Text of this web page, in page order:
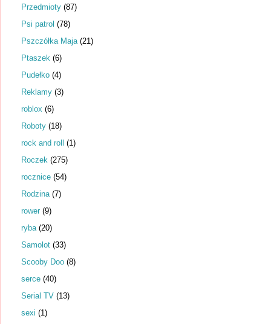
Przedmioty (87)
Psi patrol (78)
Pszczółka Maja (21)
Ptaszek (6)
Pudełko (4)
Reklamy (3)
roblox (6)
Roboty (18)
rock and roll (1)
Roczek (275)
rocznice (54)
Rodzina (7)
rower (9)
ryba (20)
Samolot (33)
Scooby Doo (8)
serce (40)
Serial TV (13)
sexi (1)